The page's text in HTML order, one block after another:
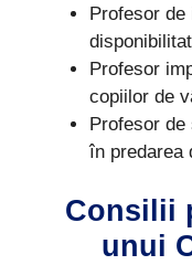
Profesor
Profesor
copiilor de
Profesor de
în predarea
Consilii
unui